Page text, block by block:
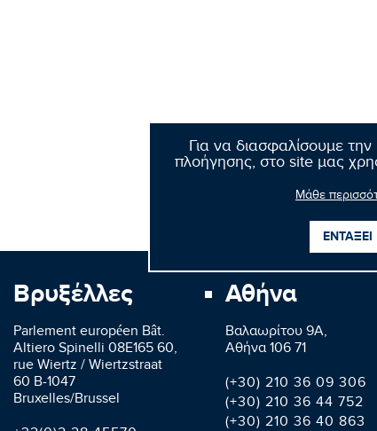
Για να διασφαλίσουμε
πλοήγησης, στο site μας
Μάθε
ΕΝΤΑΞΕΙ
Βρυξέλλες
Parlement européen Bât.
Altiero Spinelli 08E165 60,
rue Wiertz / Wiertzstraat
60 B-1047
Bruxelles/Brussel
Αθήνα
Βαλαωρίτου 9A,
Aθήνα 106 71
(+30) 210 36 09 306
(+30) 210 36 44 752
(+30) 210 36 40 863